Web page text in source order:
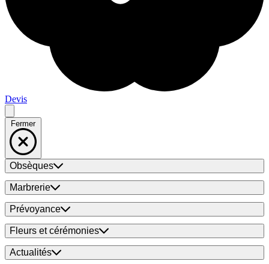
Devis
Fermer
Obsèques
Marbrerie
Prévoyance
Fleurs et cérémonies
Actualités